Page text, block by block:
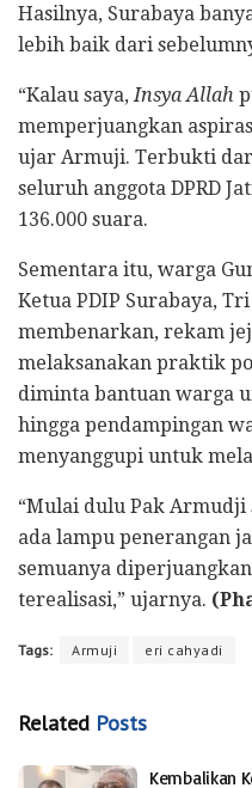
Hasilnya, Surabaya
lebih baik dari
“Kalau saya, Insya Allah
memperjuangkan
ujar Armuji. Terbukti
seluruh anggota DPRD
136.000 suara.
Sementara itu, warga
Ketua PDIP Surabaya,
membenarkan, rekam
melaksanakan praktik
diminta bantuan warga
hingga pendampingan
menyanggupi untuk
“Mulai dulu Pak
ada lampu penerangan
semuanya
terealisasi,” ujarnya.
Tags: Armuji eri cahyadi
Related Posts
Kembalikan